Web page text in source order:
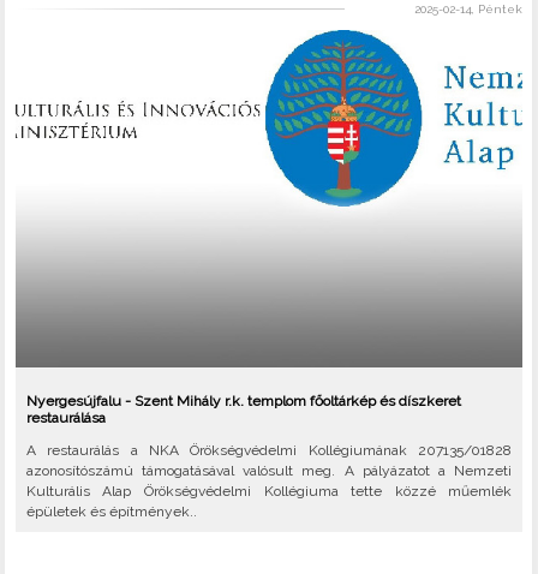
2025-02-14, Péntek
Nyergesújfalu - Szent Mihály r.k. templom főoltárkép és díszkeret
restaurálása
A restaurálás a NKA Örökségvédelmi Kollégiumának 207135/01828
azonosítószámú támogatásával valósult meg. A pályázatot a Nemzeti
Kulturális Alap Örökségvédelmi Kollégiuma tette közzé műemlék
épületek és építmények..